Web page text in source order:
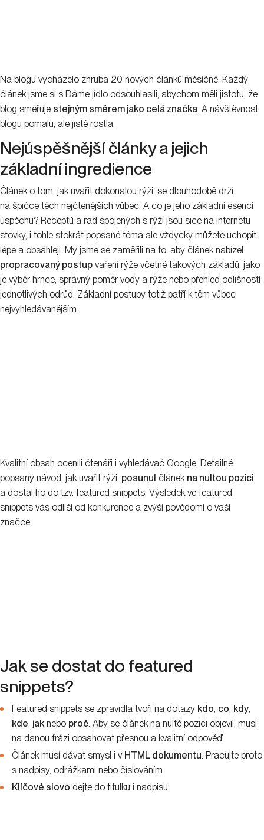
Na blogu vycházelo zhruba 20 nových článků měsíčně. Každý
článek jsme si s Dáme jídlo odsouhlasili, abychom měli jistotu, že
blog směřuje stejným směrem jako celá značka. A návštěvnost
blogu pomalu, ale jistě rostla.
Nejúspěšnější články a jejich
základní ingredience
Článek o tom, jak uvařit dokonalou rýži, se dlouhodobě drží
na špičce těch nejčtenějších vůbec. A co je jeho základní esencí
úspěchu? Receptů a rad spojených s rýží jsou sice na internetu
stovky, i tohle stokrát popsané téma ale vždycky můžete uchopit
lépe a obsáhleji. My jsme se zaměřili na to, aby článek nabízel
propracovaný postup vaření rýže včetně takových základů, jako
je výběr hrnce, správný poměr vody a rýže nebo přehled odlišností
jednotlivých odrůd. Základní postupy totiž patří k těm vůbec
nejvyhledávanějším.
Kvalitní obsah ocenili čtenáři i vyhledávač Google. Detailně
popsaný návod, jak uvařit rýži, posunul článek na nultou pozici
a dostal ho do tzv. featured snippets. Výsledek ve featured
snippets vás odliší od konkurence a zvýší povědomí o vaší
značce.
Jak se dostat do featured
snippets?
Featured snippets se zpravidla tvoří na dotazy kdo, co, kdy,
kde, jak nebo proč. Aby se článek na nulté pozici objevil, musí
na danou frázi obsahovat přesnou a kvalitní odpověď.
Článek musí dávat smysl i v HTML dokumentu. Pracujte proto
s nadpisy, odrážkami nebo číslováním.
Klíčové slovo dejte do titulku i nadpisu.